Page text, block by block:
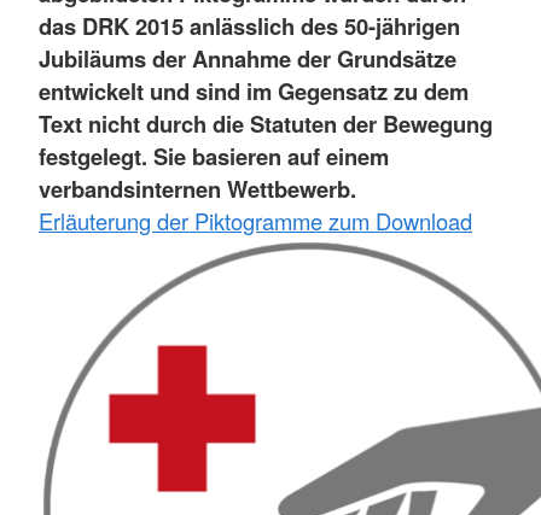
das DRK 2015 anlässlich des 50-jährigen
Jubiläums der Annahme der Grundsätze
entwickelt und sind im Gegensatz zu dem
Text nicht durch die Statuten der Bewegung
festgelegt. Sie basieren auf einem
verbandsinternen Wettbewerb.
Erläuterung der Piktogramme zum Download